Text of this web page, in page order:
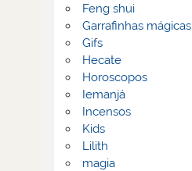
Feng shui
Garrafinhas mágicas
Gifs
Hecate
Horoscopos
Iemanjá
Incensos
Kids
Lilith
magia